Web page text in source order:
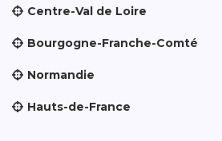
Centre-Val de Loire
Bourgogne-Franche-Comté
Normandie
Hauts-de-France